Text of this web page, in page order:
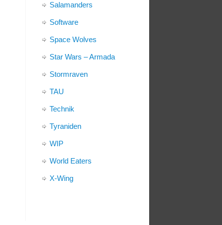
Salamanders
Software
Space Wolves
Star Wars – Armada
Stormraven
TAU
Technik
Tyraniden
WIP
World Eaters
X-Wing